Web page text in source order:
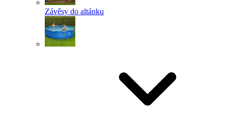
Závěsy do altánku